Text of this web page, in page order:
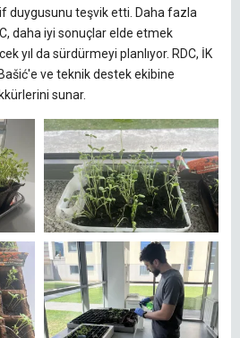
duygusunu teşvik etti. Daha fazla
daha iyi sonuçlar elde etmek
yıl da sürdürmeyi planlıyor. RDC, İK
ve teknik destek ekibine
sunar.